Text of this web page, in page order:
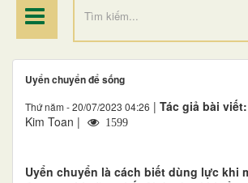
Uyển chuyển để sống
Thứ năm - 20/07/2023 04:26 | Tác giả bài viết:
Kim Toan |
1599
Uyển chuyển là cách biết dùng lực khi